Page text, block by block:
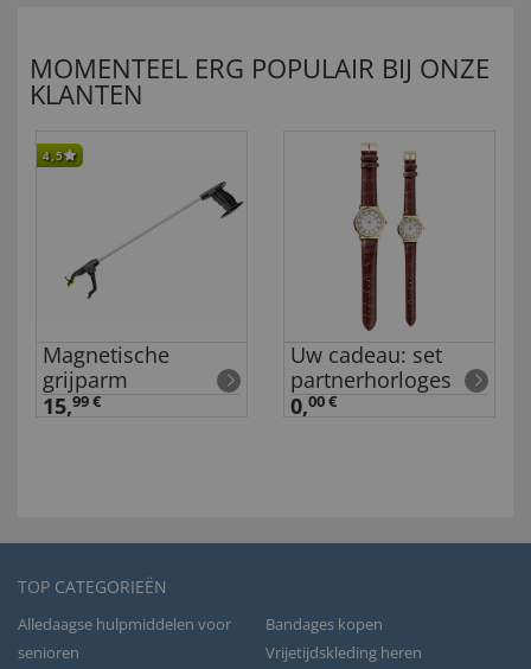
MOMENTEEL ERG POPULAIR BIJ ONZE
KLANTEN
4,5
Magnetische
grijparm
15,99 €
Uw cadeau: set
partnerhorloges
0,00 €
TOP CATEGORIEËN
Alledaagse hulpmiddelen voor
senioren
Bandages kopen
Vrijetijdskleding heren